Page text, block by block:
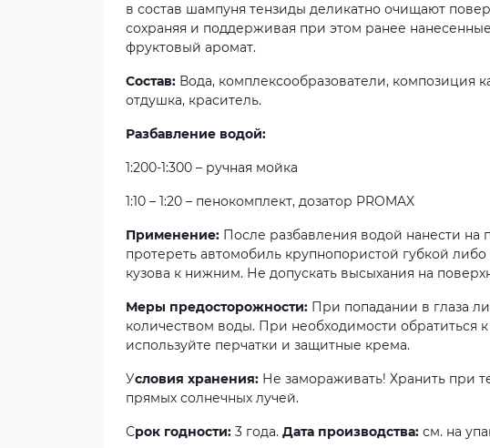
в состав шампуня тензиды деликатно очищают
сохраняя и поддерживая при этом ранее
фруктовый аромат.
Состав: Вода, комплексообразователи, композиция
отдушка, краситель.
Разбавление водой:
1:200-1:300 – ручная мойка
1:10 – 1:20 – пенокомплект, дозатор PROMAX
Применение: После разбавления водой нанести
протереть автомобиль крупнопористой губкой
кузова к нижним. Не допускать высыхания на
Меры предосторожности: При попадании в глаза
количеством воды. При необходимости обратиться
используйте перчатки и защитные крема.
Условия хранения: Не замораживать! Хранить при
прямых солнечных лучей.
Срок годности: 3 года. Дата производства: см. на